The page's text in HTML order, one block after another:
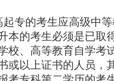
起专的考生应高级中
本的考生必须是已取
校、高等教育自学考
或以上证书的人员，